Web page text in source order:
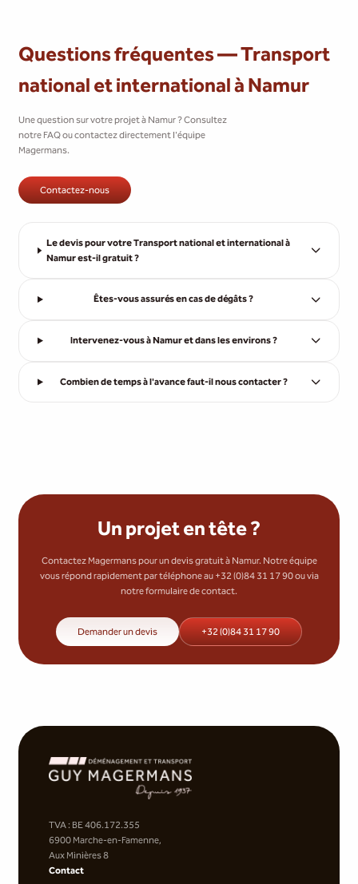
Questions fréquentes — Transport
national et international à Namur
Une question sur votre projet à Namur ? Consultez
notre FAQ ou contactez directement l'équipe
Magermans.
Contactez-nous
Le devis pour votre Transport national et international à
Namur est-il gratuit ?
Êtes-vous assurés en cas de dégâts ?
Intervenez-vous à Namur et dans les environs ?
Combien de temps à l'avance faut-il nous contacter ?
Un projet en tête ?
Contactez Magermans pour un devis gratuit à Namur. Notre équipe
vous répond rapidement par téléphone au +32 (0)84 31 17 90 ou via
notre formulaire de contact.
Demander un devis +32 (0)84 31 17 90
TVA : BE 406.172.355
6900 Marche-en-Famenne,
Aux Minières 8
Contact